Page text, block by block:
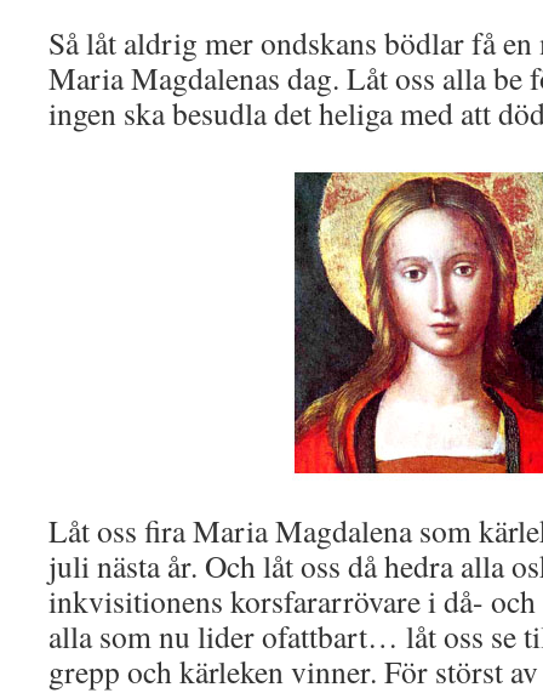
Så låt aldrig mer ondskans bödlar få
Maria Magdalenas dag. Låt oss alla be
ingen ska besudla det heliga med att
Låt oss fira Maria Magdalena som
juli nästa år. Och låt oss då hedra alla
inkvisitionens korsfararrövare i då-
alla som nu lider ofattbart… låt oss se
grepp och kärleken vinner. För störst